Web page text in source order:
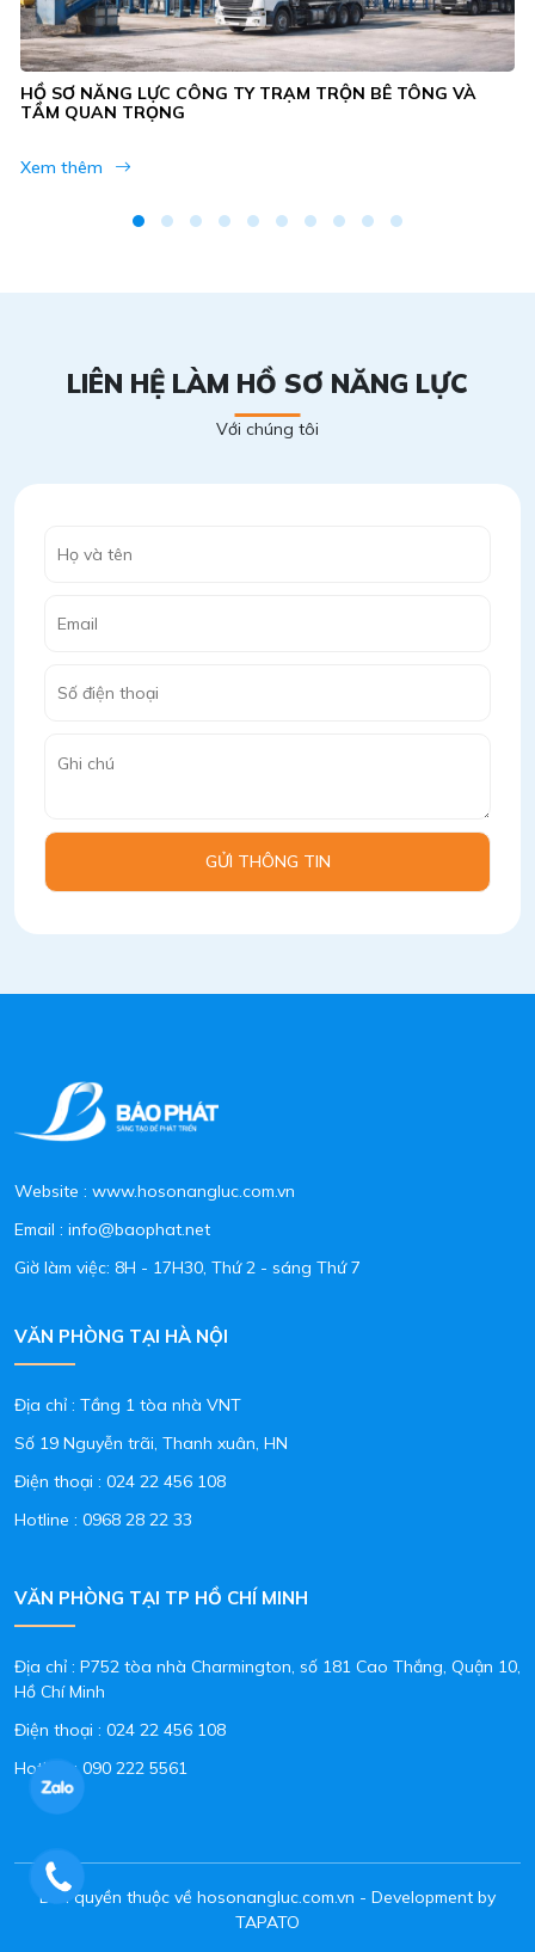
HỒ SƠ NĂNG LỰC CÔNG TY TRẠM TRỘN BÊ TÔNG VÀ
TẦM QUAN TRỌNG
Xem thêm
LIÊN HỆ LÀM HỒ SƠ NĂNG LỰC
Với chúng tôi
GỬI THÔNG TIN
Website : www.hosonangluc.com.vn
Email : info@baophat.net
Giờ làm việc: 8H - 17H30, Thứ 2 - sáng Thứ 7
VĂN PHÒNG TẠI HÀ NỘI
Địa chỉ : Tầng 1 tòa nhà VNT
Số 19 Nguyễn trãi, Thanh xuân, HN
Điện thoại : 024 22 456 108
Hotline : 0968 28 22 33
VĂN PHÒNG TẠI TP HỒ CHÍ MINH
Địa chỉ : P752 tòa nhà Charmington, số 181 Cao Thắng, Quận 10,
Hồ Chí Minh
Điện thoại : 024 22 456 108
Hotline :090 222 5561
Bản quyền thuộc về hosonangluc.com.vn - Development by
TAPATO